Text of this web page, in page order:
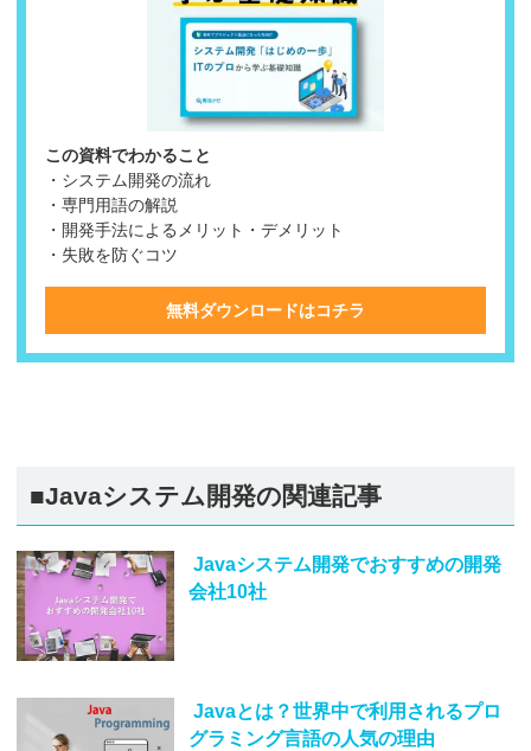
この資料でわかること
・システム開発の流れ
・専門用語の解説
・開発手法によるメリット・デメリット
・失敗を防ぐコツ
無料ダウンロードはコチラ
■Javaシステム開発の関連記事
Javaシステム開発でおすすめの開発
会社10社
Javaとは？世界中で利用されるプロ
グラミング言語の人気の理由